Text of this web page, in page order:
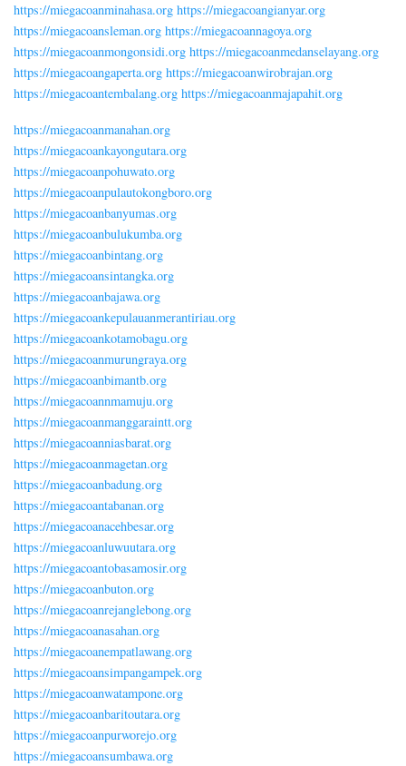
https://miegacoanminahasa.org https://miegacoangianyar.org
https://miegacoansleman.org https://miegacoannagoya.org
https://miegacoanmongonsidi.org https://miegacoanmedanselayang.org
https://miegacoangaperta.org https://miegacoanwirobrajan.org
https://miegacoantembalang.org https://miegacoanmajapahit.org
https://miegacoanmanahan.org
https://miegacoankayongutara.org
https://miegacoanpohuwato.org
https://miegacoanpulautokongboro.org
https://miegacoanbanyumas.org
https://miegacoanbulukumba.org
https://miegacoanbintang.org
https://miegacoansintangka.org
https://miegacoanbajawa.org
https://miegacoankepulauanmerantiriau.org
https://miegacoankotamobagu.org
https://miegacoanmurungraya.org
https://miegacoanbimantb.org
https://miegacoannmamuju.org
https://miegacoanmanggaraintt.org
https://miegacoanniasbarat.org
https://miegacoanmagetan.org
https://miegacoanbadung.org
https://miegacoantabanan.org
https://miegacoanacehbesar.org
https://miegacoanluwuutara.org
https://miegacoantobasamosir.org
https://miegacoanbuton.org
https://miegacoanrejanglebong.org
https://miegacoanasahan.org
https://miegacoanempatlawang.org
https://miegacoansimpangampek.org
https://miegacoanwatampone.org
https://miegacoanbaritoutara.org
https://miegacoanpurworejo.org
https://miegacoansumbawa.org